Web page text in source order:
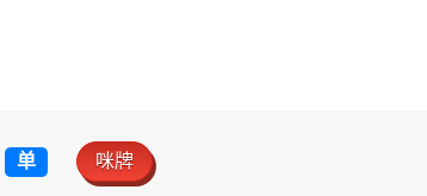
单 咪牌